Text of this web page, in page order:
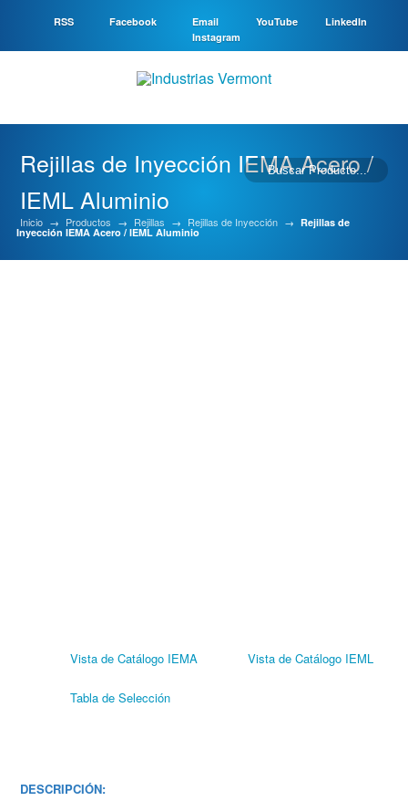
RSS Facebook Email YouTube
LinkedIn
Instagram
Rejillas de Inyección IEMA Acero /
IEML Aluminio
Inicio → Productos → Rejillas → Rejillas de Inyección → Rejillas de
Inyección IEMA Acero / IEML Aluminio
Vista de Catálogo IEMA Vista de Catálogo IEML
Tabla de Selección
DESCRIPCIÓN: